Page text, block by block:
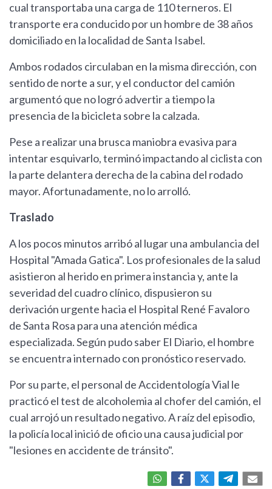
cual transportaba una carga de 110 terneros. El
transporte era conducido por un hombre de 38 años
domiciliado en la localidad de Santa Isabel.
Ambos rodados circulaban en la misma dirección, con
sentido de norte a sur, y el conductor del camión
argumentó que no logró advertir a tiempo la
presencia de la bicicleta sobre la calzada.
Pese a realizar una brusca maniobra evasiva para
intentar esquivarlo, terminó impactando al ciclista con
la parte delantera derecha de la cabina del rodado
mayor. Afortunadamente, no lo arrolló.
Traslado
A los pocos minutos arribó al lugar una ambulancia del
Hospital "Amada Gatica". Los profesionales de la salud
asistieron al herido en primera instancia y, ante la
severidad del cuadro clínico, dispusieron su
derivación urgente hacia el Hospital René Favaloro
de Santa Rosa para una atención médica
especializada. Según pudo saber El Diario, el hombre
se encuentra internado con pronóstico reservado.
Por su parte, el personal de Accidentología Vial le
practicó el test de alcoholemia al chofer del camión, el
cual arrojó un resultado negativo. A raíz del episodio,
la policía local inició de oficio una causa judicial por
"lesiones en accidente de tránsito".